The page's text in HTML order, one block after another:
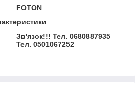
FOTON
Зв'язок!!! Тел. 0680887935
Тел. 0501067252